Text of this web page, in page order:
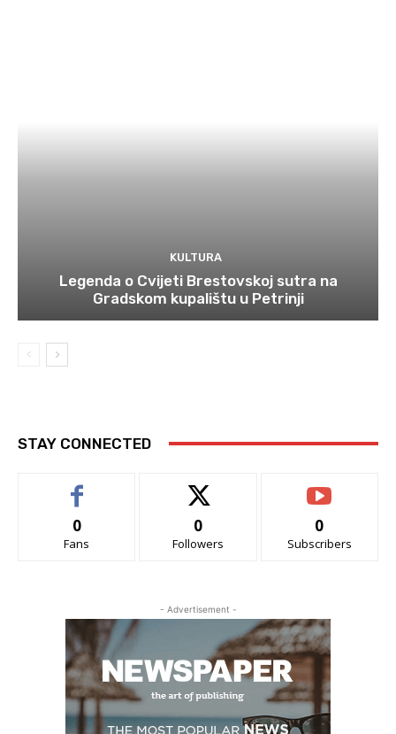
KULTURA
Legenda o Cvijeti Brestovskoj sutra na
Gradskom kupalištu u Petrinji
STAY CONNECTED
0
Fans
0
Followers
0
Subscribers
- Advertisement -